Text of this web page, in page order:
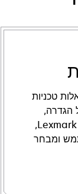
טכניות
הגדרה,
תחזוקה ופתרון בעיות של התקן Lexmark,
ומבחר